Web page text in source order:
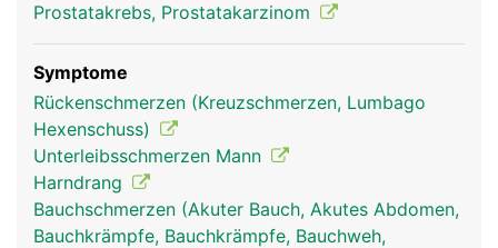
Prostatakrebs, Prostatakarzinom
Symptome
Rückenschmerzen (Kreuzschmerzen, Lumbago
Hexenschuss)
Unterleibsschmerzen Mann
Harndrang
Bauchschmerzen (Akuter Bauch, Akutes Abdomen,
Bauchkrämpfe, Bauchkrämpfe, Bauchweh,